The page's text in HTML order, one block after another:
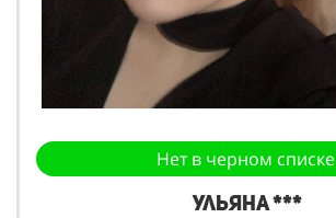
Нет в черном списке
Ульяна ***